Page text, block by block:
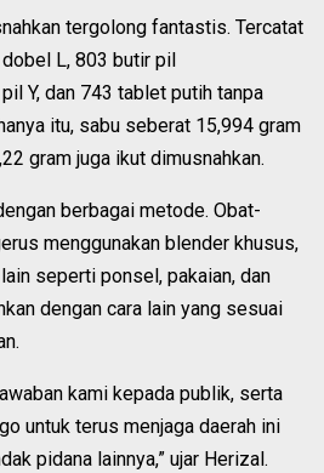
tergolong fantastis. Tercatat
L, 803 butir pil
Y, dan 743 tablet putih tanpa
itu, sabu seberat 15,994 gram
gram juga ikut dimusnahkan.
berbagai metode. Obat-
menggunakan blender khusus,
seperti ponsel, pakaian, dan
dengan cara lain yang sesuai
kami kepada publik, serta
untuk terus menjaga daerah ini
pidana lainnya,” ujar Herizal.